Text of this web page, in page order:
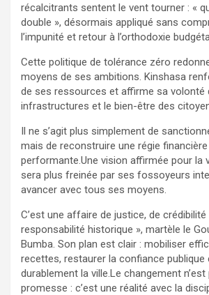
récalcitrants sentent le vent tourner : «
double », désormais appliqué sans
l’impunité et retour à l’orthodoxie
Cette politique de tolérance zéro
moyens de ses ambitions. Kinshasa
de ses ressources et affirme sa volonté
infrastructures et le bien-être des
Il ne s’agit plus simplement de
mais de reconstruire une régie
performante.Une vision affirmée pour la
sera plus freinée par ses fossoyeurs
avancer avec tous ses moyens.
C’est une affaire de justice, de crédibilité
responsabilité historique », martèle le
Bumba. Son plan est clair : mobiliser
recettes, restaurer la confiance
durablement la ville.Le changement n’est
promesse : c’est une réalité avec la